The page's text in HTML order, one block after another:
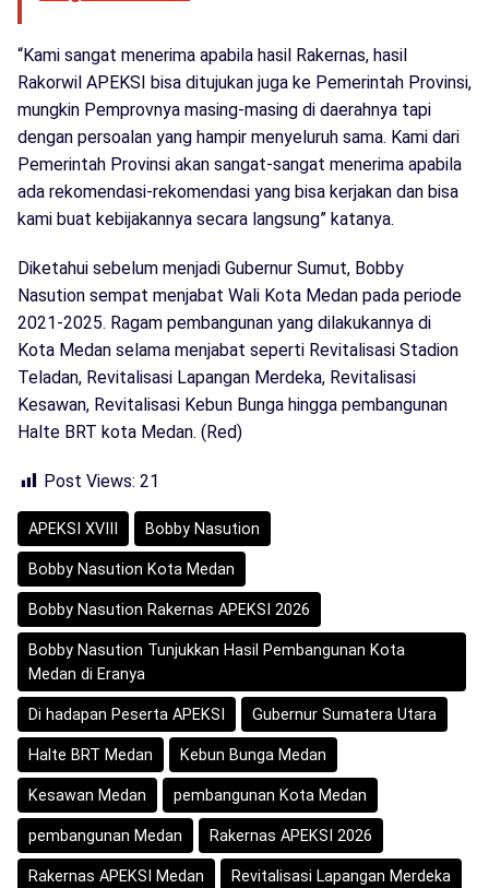
“Kami sangat menerima apabila hasil Rakernas, hasil
Rakorwil APEKSI bisa ditujukan juga ke Pemerintah Provinsi,
mungkin Pemprovnya masing-masing di daerahnya tapi
dengan persoalan yang hampir menyeluruh sama. Kami dari
Pemerintah Provinsi akan sangat-sangat menerima apabila
ada rekomendasi-rekomendasi yang bisa kerjakan dan bisa
kami buat kebijakannya secara langsung” katanya.
Diketahui sebelum menjadi Gubernur Sumut, Bobby
Nasution sempat menjabat Wali Kota Medan pada periode
2021-2025. Ragam pembangunan yang dilakukannya di
Kota Medan selama menjabat seperti Revitalisasi Stadion
Teladan, Revitalisasi Lapangan Merdeka, Revitalisasi
Kesawan, Revitalisasi Kebun Bunga hingga pembangunan
Halte BRT kota Medan. (Red)
Post Views: 21
APEKSI XVIII Bobby Nasution
Bobby Nasution Kota Medan
Bobby Nasution Rakernas APEKSI 2026
Bobby Nasution Tunjukkan Hasil Pembangunan Kota
Medan di Eranya
Di hadapan Peserta APEKSI Gubernur Sumatera Utara
Halte BRT Medan Kebun Bunga Medan
Kesawan Medan pembangunan Kota Medan
pembangunan Medan Rakernas APEKSI 2026
Rakernas APEKSI Medan Revitalisasi Lapangan Merdeka